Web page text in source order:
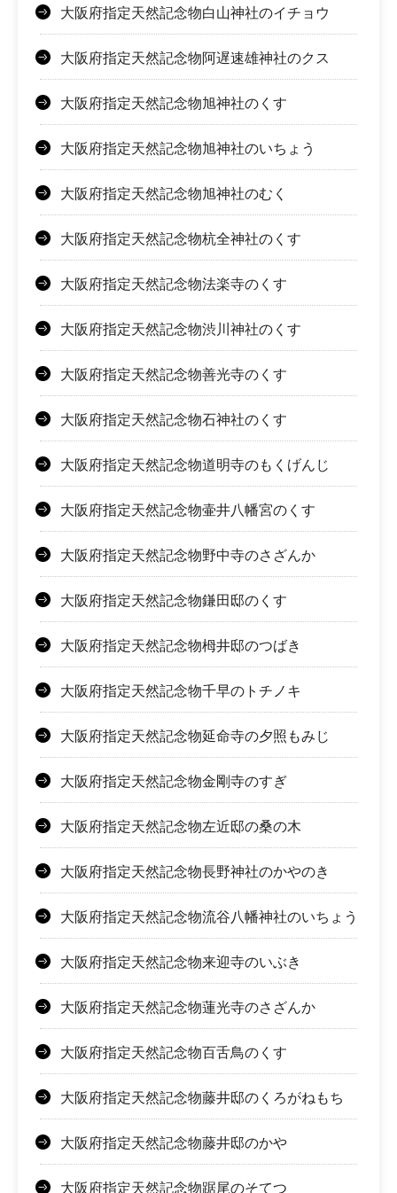
大阪府指定天然記念物白山神社のイチョウ
大阪府指定天然記念物阿遅速雄神社のクス
大阪府指定天然記念物旭神社のくす
大阪府指定天然記念物旭神社のいちょう
大阪府指定天然記念物旭神社のむく
大阪府指定天然記念物杭全神社のくす
大阪府指定天然記念物法楽寺のくす
大阪府指定天然記念物渋川神社のくす
大阪府指定天然記念物善光寺のくす
大阪府指定天然記念物石神社のくす
大阪府指定天然記念物道明寺のもくげんじ
大阪府指定天然記念物壷井八幡宮のくす
大阪府指定天然記念物野中寺のさざんか
大阪府指定天然記念物鎌田邸のくす
大阪府指定天然記念物栂井邸のつばき
大阪府指定天然記念物千早のトチノキ
大阪府指定天然記念物延命寺の夕照もみじ
大阪府指定天然記念物金剛寺のすぎ
大阪府指定天然記念物左近邸の桑の木
大阪府指定天然記念物長野神社のかやのき
大阪府指定天然記念物流谷八幡神社のいちょう
大阪府指定天然記念物来迎寺のいぶき
大阪府指定天然記念物蓮光寺のさざんか
大阪府指定天然記念物百舌鳥のくす
大阪府指定天然記念物藤井邸のくろがねもち
大阪府指定天然記念物藤井邸のかや
大阪府指定天然記念物踞尾のそてつ